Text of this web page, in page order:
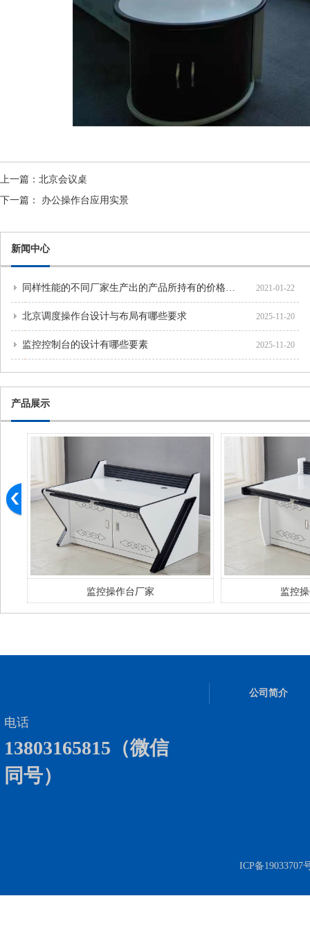
上一篇： 北京会议桌
下一篇： 办公操作台应用实景
新闻中心
同样性能的不同厂家生产出的产品所持有的价格各不相同， 2021-01-22
北京调度操作台设计与布局有哪些要求 2025-11-20
监控控制台的设计有哪些要素 2025-11-20
产品展示
监控操作台厂家 监控
电话
13803165815（微信
同号）
公司简介
ICP备19033707